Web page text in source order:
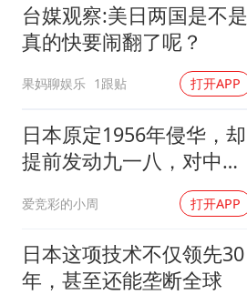
台媒观察:美日两国是不是
真的快要闹翻了呢？
果妈聊娱乐 1跟贴 打开APP
日本原定1956年侵华，却
提前发动九一八，对中国
爱竞彩的小周 打开APP
日本这项技术不仅领先30
年，甚至还能垄断全球